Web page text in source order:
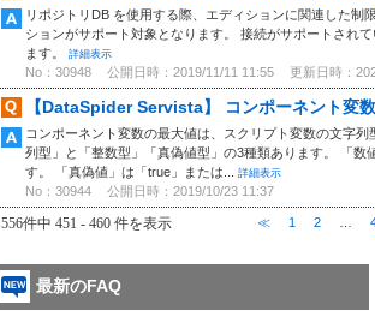
リポジトリDB を使用する際、エディションに関連した制
ションがサポート対象となります。 接続がサポートされ
ます。
詳細表示
No：30948 公開日時：2019/11/11 11:55 更新日時：
【DataSpider Servista】 コンポーネント変
コンポーネント変数の最大値は、スクリプト変数の文字
列型」と「整数型」「真偽値型」の3種類あります。 「数
す。 「真偽値」は「true」または...
詳細表示
No：30944 公開日時：2019/10/23 11:37
556件中 451 - 460 件を表示 ≪ 1 2
最新のFAQ